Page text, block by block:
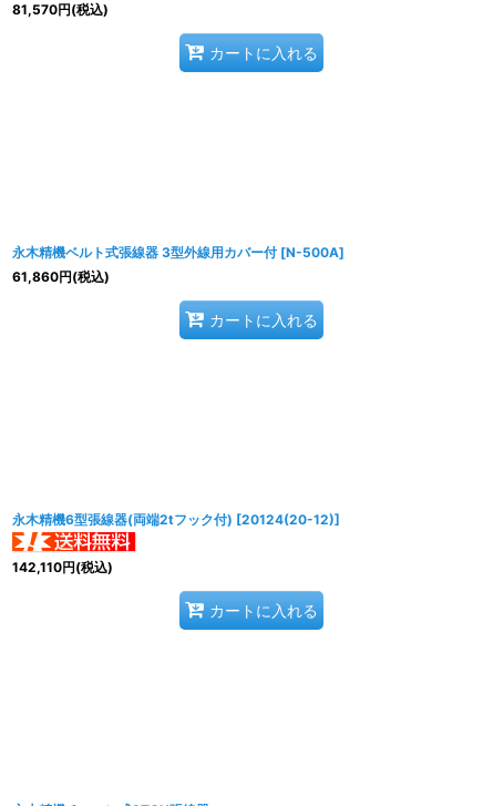
81,570円(税込)
カートに入れる
永木精機ベルト式張線器 3型外線用カバー付 [N-500A]
61,860円(税込)
カートに入れる
永木精機6型張線器(両端2tフック付) [20124(20-12)]
142,110円(税込)
カートに入れる